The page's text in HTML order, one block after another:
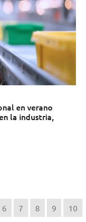
en verano
la industria,
6 7 8 9 10